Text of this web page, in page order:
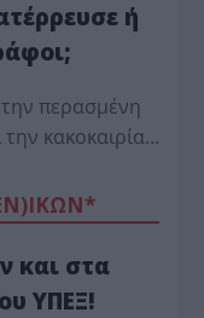
ή
περασμένη
κακοκαιρία…
και στα
ΥΠΕΞ!